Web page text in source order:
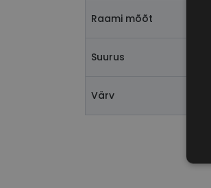
Raami mõõt
Suurus
Värv